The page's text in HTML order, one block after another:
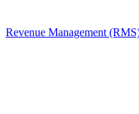
Revenue Management